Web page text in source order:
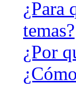
¿Para
temas?
¿Por